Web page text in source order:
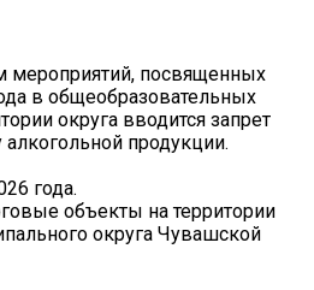
мероприятий, посвященных
в общеобразовательных
округа вводится запрет
продукции.
года.
объекты на территории
округа Чувашской